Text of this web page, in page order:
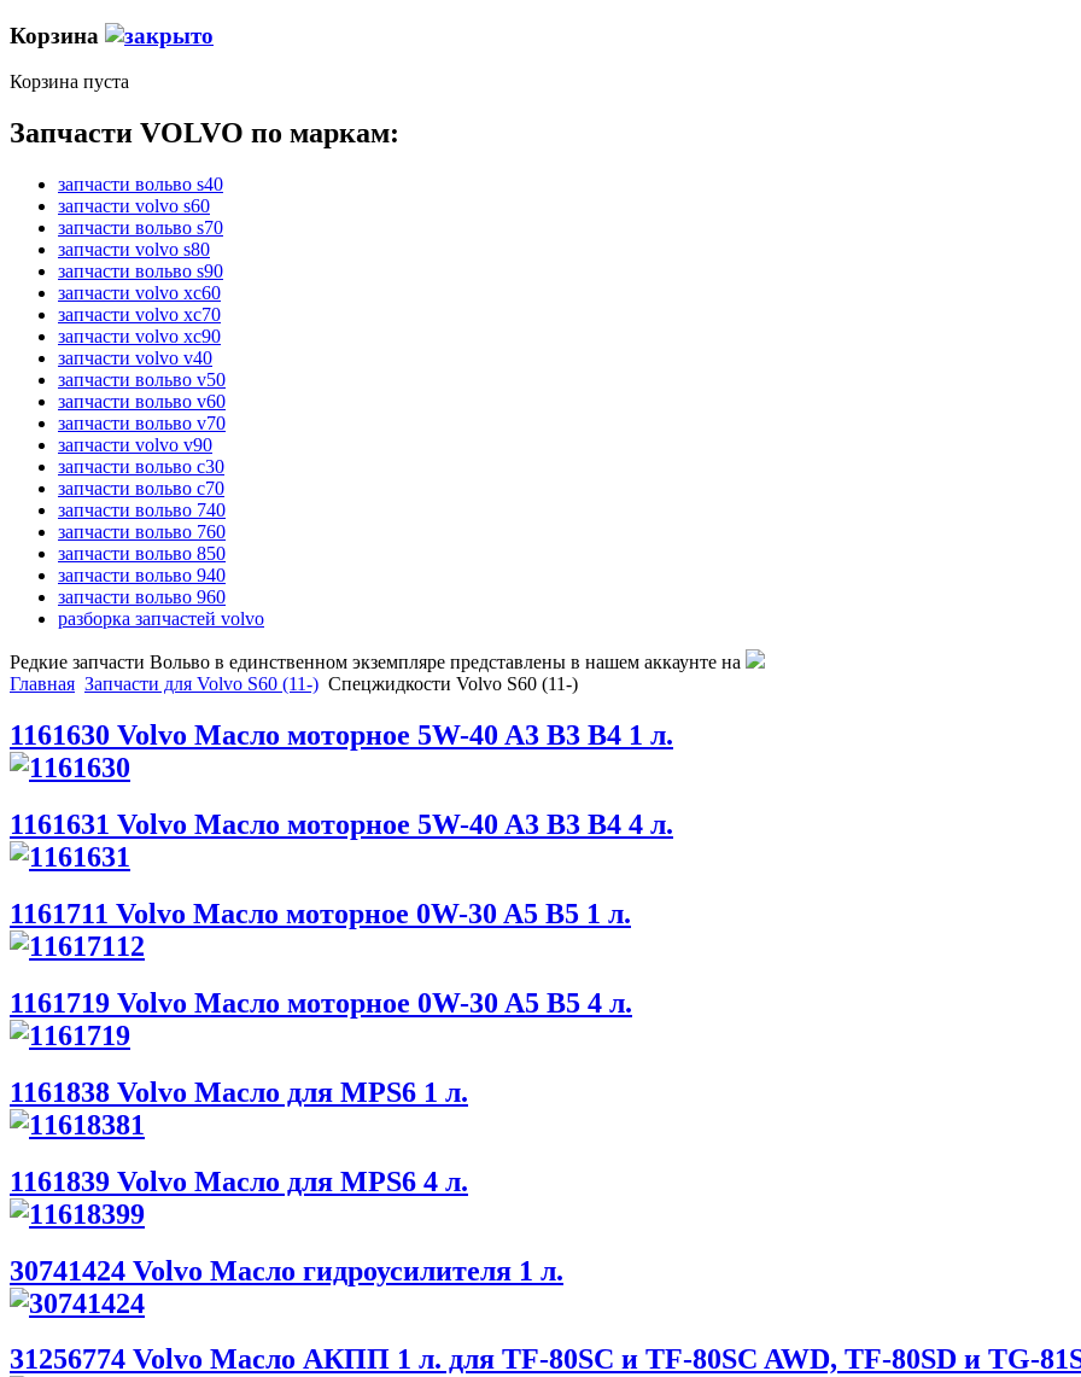
Корзина
Корзина пуста
Запчасти VOLVO по маркам:
запчасти вольво s40
запчасти volvo s60
запчасти вольво s70
запчасти volvo s80
запчасти вольво s90
запчасти volvo xc60
запчасти volvo xc70
запчасти volvo xc90
запчасти volvo v40
запчасти вольво v50
запчасти вольво v60
запчасти вольво v70
запчасти volvo v90
запчасти вольво c30
запчасти вольво c70
запчасти вольво 740
запчасти вольво 760
запчасти вольво 850
запчасти вольво 940
запчасти вольво 960
разборка запчастей volvo
Редкие запчасти Вольво в единственном экземпляре представлены в нашем аккаунте на
Главная Запчасти для Volvo S60 (11-) Спецжидкости Volvo S60 (11-)
1161630 Volvo Масло моторное 5W-40 A3 В3 В4 1 л.
1161631 Volvo Масло моторное 5W-40 A3 В3 В4 4 л.
1161711 Volvo Масло моторное 0W-30 A5 B5 1 л.
1161719 Volvo Масло моторное 0W-30 A5 B5 4 л.
1161838 Volvo Масло для MPS6 1 л.
1161839 Volvo Масло для MPS6 4 л.
30741424 Volvo Масло гидроусилителя 1 л.
31256774 Volvo Масло АКПП 1 л. для TF-80SC и TF-80SC AWD, TF-80SD и TG-